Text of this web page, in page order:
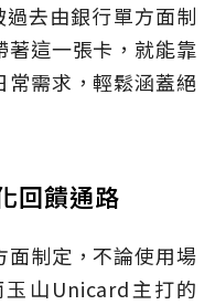
去由銀行單方面制
著這一張卡，就能靠
常需求，輕鬆涵蓋絕
回饋通路
面制定，不論使用場
山Unicard主打的